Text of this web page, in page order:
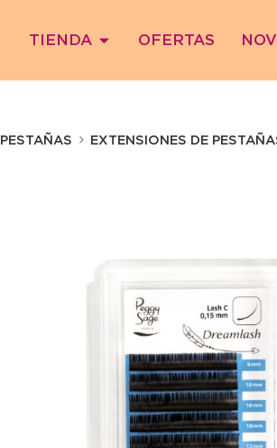
TIENDA OFERTAS
PESTAÑAS EXTENSIONES DE